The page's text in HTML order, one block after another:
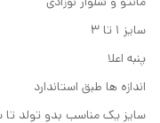
سایز ۱ تا ۳
پنبه اعلا
اندازه ها طبق استاندارد
سایز یک مناسب بدو تولد تا